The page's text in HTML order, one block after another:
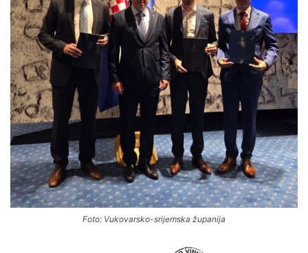
Foto: Vukovarsko-srijemska županija